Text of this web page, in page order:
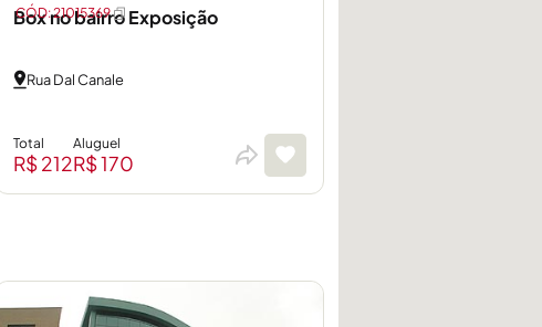
Box no bairro Exposição
Rua Dal Canale
Total
R$ 212
Aluguel
R$ 170
CÓD: 21015369